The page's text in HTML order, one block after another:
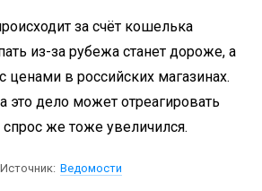
за счёт кошелька
из-за рубежа станет дороже, а
ценами в российских магазинах.
это дело может отреагировать
же тоже увеличился.
Источник: Ведомости